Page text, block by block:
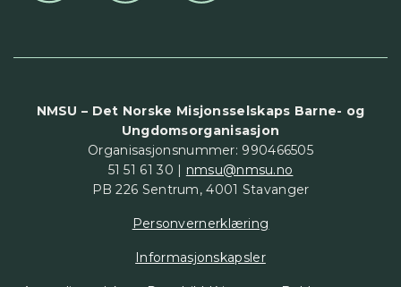
NMSU – Det Norske Misjonsselskaps Barne- og
Ungdomsorganisasjon
Organisasjonsnummer: 990466505
51 51 61 30 | nmsu@nmsu.no
PB 226 Sentrum, 4001 Stavanger
Personvernerklæring
Informasjonskapsler